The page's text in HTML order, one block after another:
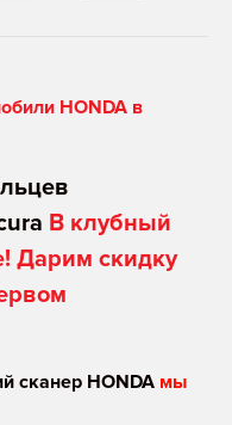
HONDA в
В клубный
Дарим скидку
сканер HONDA мы